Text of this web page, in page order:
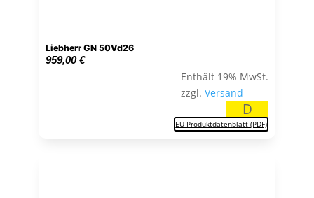
Liebherr GN 50Vd26
959,00€
Enthält 19% MwSt.
zzgl.Versand
D
EU-Produktdatenblatt (PDF)